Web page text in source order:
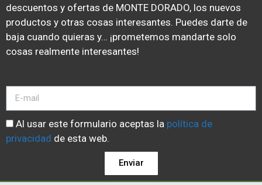
descuentos y ofertas de MONTE DORADO, los nuevos
productos y otras cosas interesantes. Puedes darte de
baja cuando quieras y… ¡prometemos mandarte solo
cosas realmente interesantes!
Al usar este formulario aceptas la política de
privacidad de esta web.
Enviar